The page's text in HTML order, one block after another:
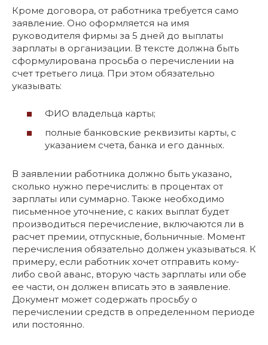
Кроме договора, от работника требуется само
заявление. Оно оформляется на имя
руководителя фирмы за 5 дней до выплаты
зарплаты в организации. В тексте должна быть
сформулирована просьба о перечислении на
счет третьего лица. При этом обязательно
указывать:
ФИО владельца карты;
полные банковские реквизиты карты, с
указанием счета, банка и его данных.
В заявлении работника должно быть указано,
сколько нужно перечислить: в процентах от
зарплаты или суммарно. Также необходимо
письменное уточнение, с каких выплат будет
производиться перечисление, включаются ли в
расчет премии, отпускные, больничные. Момент
перечисления обязательно должен указываться. К
примеру, если работник хочет отправить кому-
либо свой аванс, вторую часть зарплаты или обе
ее части, он должен вписать это в заявление.
Документ может содержать просьбу о
перечислении средств в определенном периоде
или постоянно.